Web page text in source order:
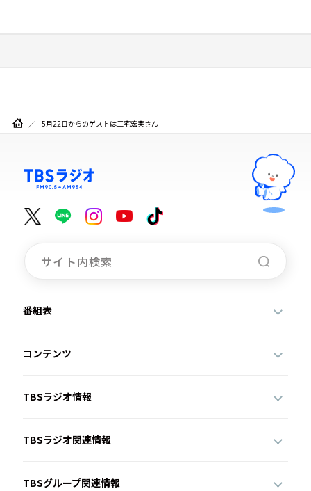
5月22日からのゲストは三宅宏実さん
番組表
コンテンツ
TBSラジオ情報
TBSラジオ関連情報
TBSグループ関連情報